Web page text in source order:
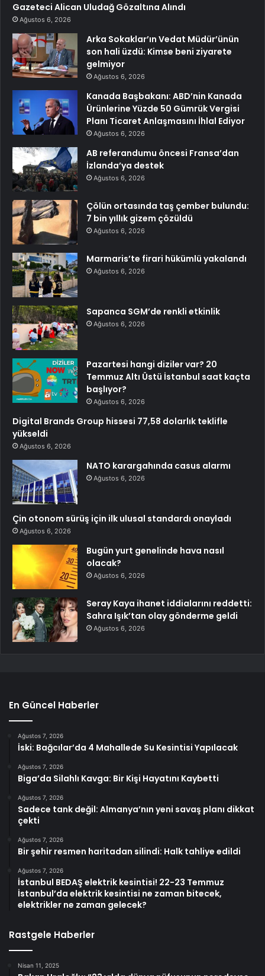
Gazeteci Alican Uludağ Gözaltına Alındı
Ağustos 6, 2026
Arka Sokaklar’ın Vedat Müdür’ünün
son hali üzdü: Kimse beni ziyarete
gelmiyor
Ağustos 6, 2026
Kanada Başbakanı: ABD’nin Kanada
Ürünlerine Yüzde 50 Gümrük Vergisi
Planı Ticaret Anlaşmasını İhlal Ediyor
Ağustos 6, 2026
AB referandumu öncesi Fransa’dan
İzlanda’ya destek
Ağustos 6, 2026
Çölün ortasında taş çember bulundu:
7 bin yıllık gizem çözüldü
Ağustos 6, 2026
Marmaris’te firari hükümlü yakalandı
Ağustos 6, 2026
Sapanca SGM’de renkli etkinlik
Ağustos 6, 2026
Pazartesi hangi diziler var? 20
Temmuz Altı Üstü İstanbul saat kaçta
başlıyor?
Ağustos 6, 2026
Digital Brands Group hissesi 77,58 dolarlık teklifle
yükseldi
Ağustos 6, 2026
NATO karargahında casus alarmı
Ağustos 6, 2026
Çin otonom sürüş için ilk ulusal standardı onayladı
Ağustos 6, 2026
Bugün yurt genelinde hava nasıl
olacak?
Ağustos 6, 2026
Seray Kaya ihanet iddialarını reddetti:
Sahra Işık’tan olay gönderme geldi
Ağustos 6, 2026
En Güncel Haberler
Ağustos 7, 2026
İski: Bağcılar’da 4 Mahallede Su Kesintisi Yapılacak
Ağustos 7, 2026
Biga’da Silahlı Kavga: Bir Kişi Hayatını Kaybetti
Ağustos 7, 2026
Sadece tank değil: Almanya’nın yeni savaş planı dikkat
çekti
Ağustos 7, 2026
Bir şehir resmen haritadan silindi: Halk tahliye edildi
Ağustos 7, 2026
İstanbul BEDAŞ elektrik kesintisi! 22-23 Temmuz
İstanbul’da elektrik kesintisi ne zaman bitecek,
elektrikler ne zaman gelecek?
Rastgele Haberler
Nisan 11, 2025